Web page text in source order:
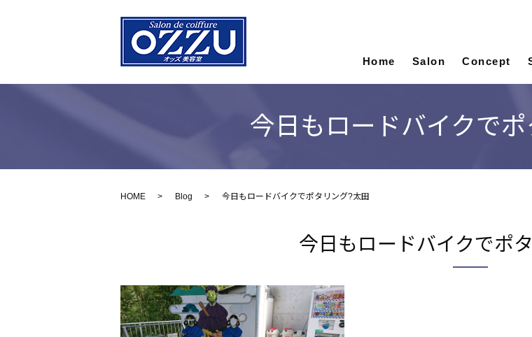
Home Salon Concept
今日もロードバイクで
HOME Blog 今日もロードバイクでポタリング?太田
今日もロードバイクでポ